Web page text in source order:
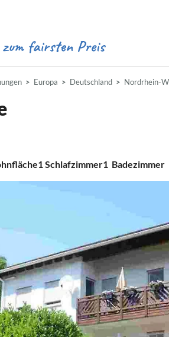
Europa Deutschland Nordrhein-
1Schlafzimmer1 Badezimmer